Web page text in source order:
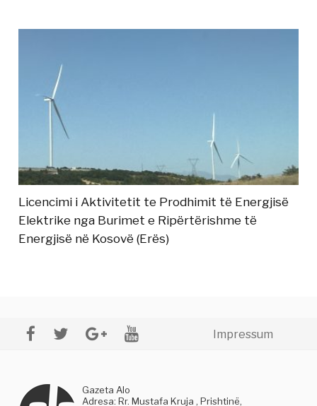
Licencimi i Aktivitetit te Prodhimit të Energjisë
Elektrike nga Burimet e Ripërtërishme të
Energjisë në Kosovë (Erës)
Impressum
Gazeta Alo
Adresa: Rr. Mustafa Kruja , Prishtinë,